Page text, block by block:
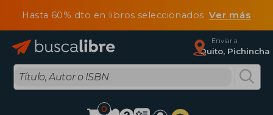
Hasta 60% dto en libros seleccionadosVer más
Enviar a
Quito, Pichincha
0